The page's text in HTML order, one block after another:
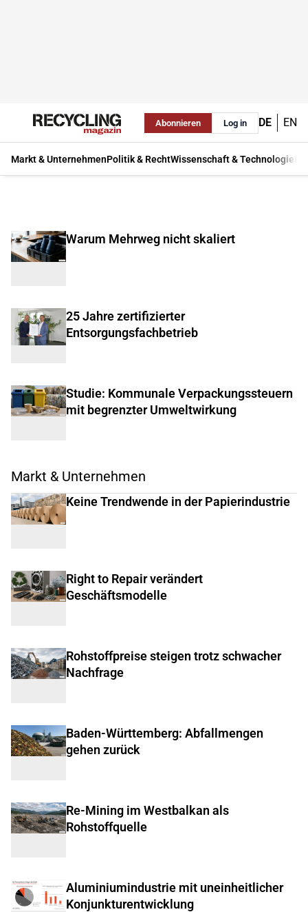
Abonnieren Log in DE EN
Markt & UnternehmenPolitik & RechtWissenschaft & Technologie
Warum Mehrweg nicht skaliert
25 Jahre zertifizierter
Entsorgungsfachbetrieb
Studie: Kommunale Verpackungssteuern
mit begrenzter Umweltwirkung
Markt & Unternehmen
Keine Trendwende in der Papierindustrie
Right to Repair verändert
Geschäftsmodelle
Rohstoffpreise steigen trotz schwacher
Nachfrage
Baden-Württemberg: Abfallmengen
gehen zurück
Re-Mining im Westbalkan als
Rohstoffquelle
Aluminiumindustrie mit uneinheitlicher
Konjunkturentwicklung